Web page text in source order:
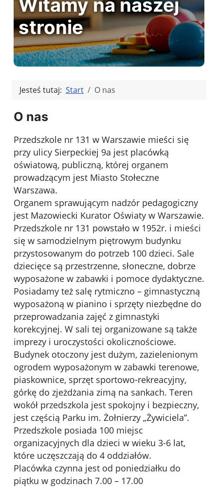
Witamy na naszej
stronie
Jesteś tutaj: Start O nas
O nas
Przedszkole nr 131 w Warszawie mieści się
przy ulicy Sierpeckiej 9a jest placówką
oświatową, publiczną, której organem
prowadzącym jest Miasto Stołeczne
Warszawa.
Organem sprawującym nadzór pedagogiczny
jest Mazowiecki Kurator Oświaty w Warszawie.
Przedszkole nr 131 powstało w 1952r. i mieści
się w samodzielnym piętrowym budynku
przystosowanym do potrzeb 100 dzieci. Sale
dziecięce są przestrzenne, słoneczne, dobrze
wyposażone w zabawki i pomoce dydaktyczne.
Posiadamy też salę rytmiczno – gimnastyczną
wyposażoną w pianino i sprzęty niezbędne do
przeprowadzania zajęć z gimnastyki
korekcyjnej. W sali tej organizowane są także
imprezy i uroczystości okolicznościowe.
Budynek otoczony jest dużym, zazielenionym
ogrodem wyposażonym w zabawki terenowe,
piaskownice, sprzęt sportowo-rekreacyjny,
górkę do zjeżdżania zimą na sankach. Teren
wokół przedszkola jest spokojny i bezpieczny,
jest częścią Parku im. Żołnierzy „Żywiciela”.
Przedszkole posiada 100 miejsc
organizacyjnych dla dzieci w wieku 3-6 lat,
które uczęszczają do 4 oddziałów.
Placówka czynna jest od poniedziałku do
piątku w godzinach 7.00 – 17.00